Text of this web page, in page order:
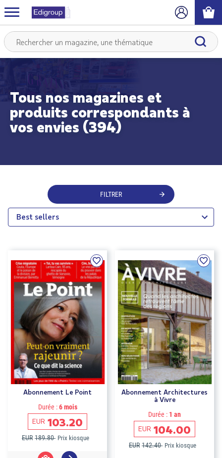
Tous nos magazines et
produits correspondants à
vos envies (394)
FILTRER
Best sellers
Abonnement Le Point
Durée :6 mois
EUR 103.20
EUR 189.80 Prix kiosque
Abonnement Architectures
à Vivre
Durée : 1 an
EUR 104.00
EUR 142.40 Prix kiosque